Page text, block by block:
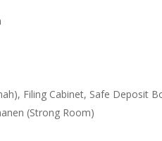
Filing Cabinet, Safe Deposit
(Strong Room)